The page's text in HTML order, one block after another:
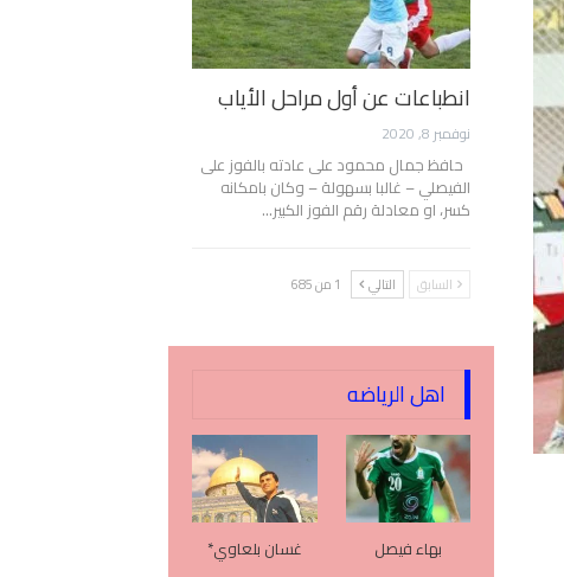
انطباعات عن أول مراحل الأياب
نوفمبر 8, 2020
حافظ جمال محمود على عادته بالفوز على
الفيصلي – غالبا بسهولة – وكان بامكانه
كسر، او معادلة رقم الفوز الكبير…
السابق التالي 1 من 685
اهل الرياضه
بهاء فيصل غسان بلعاوي*